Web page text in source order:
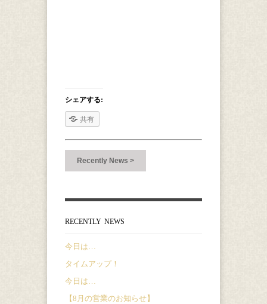
シェアする:
共有
Recently News >
RECENTLY NEWS
今日は…
タイムアップ！
今日は…
【8月の営業のお知らせ】